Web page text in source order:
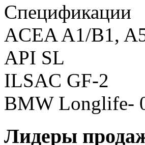
Спецификации
ACEA A1/B1,
API SL
ILSAC GF-2
BMW Longlife-
Лидеры